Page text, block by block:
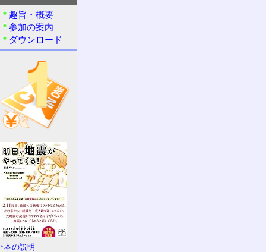
趣旨・概要
参加の案内
ダウンロード
↑本の説明